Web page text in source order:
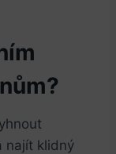
najít klidný